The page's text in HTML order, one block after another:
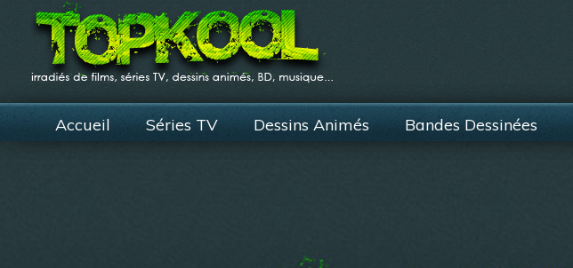
Accueil Séries TV Dessins Animés Bandes Dessinées